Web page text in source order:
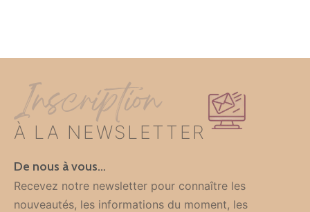
Inscription
À LA NEWSLETTER
De nous à vous…
Recevez notre newsletter pour connaître les
nouveautés, les informations du moment, les